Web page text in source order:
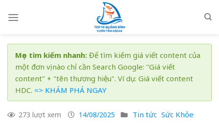
Mẹo tìm kiếm nhanh: Để tìm kiếm giá viết content của
một đơn vị nào chỉ cần Search Google: "Giá viết
content" + "tên thương hiệu". Ví dụ: Giá viết content
HDC. => KHÁM PHÁ NGAY
273 lượt xem 14/08/2025 Tin tức Sức Khỏe